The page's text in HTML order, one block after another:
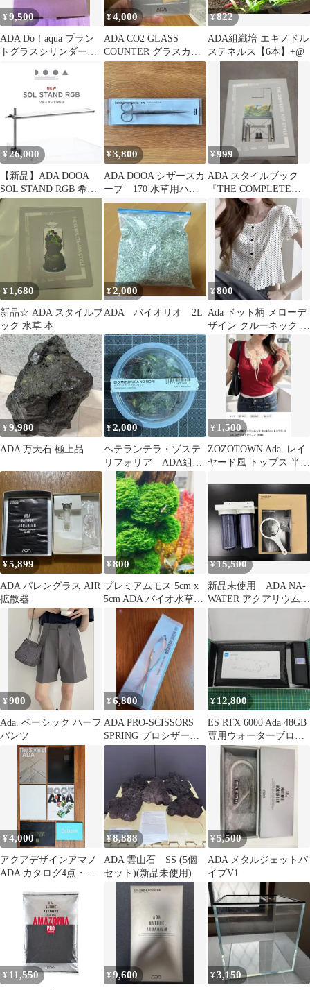
¥9,500
ADA Do！aqua プラン
トグラスシリンダー
¥4,000
ADA CO2 GLASS
COUNTER グラスカウ
ンター
¥822
ADA組織培 エキノドル
ステネルス【6本】+@
¥26,000
【新品】ADA DOOA
SOL STAND RGB 希少
品
¥3,800
ADA DOOA シザースカ
ーブ 170 水草用ハサ
ミ
¥999
ADA スタイルブック
『THE COMPLETE
ADA STYLE』
¥ 1,680
新品☆ ADA スタイルブ
ック 水草 本
¥2,000
ADA バイオリオ 2L
¥800
Ada ドット柄 メローデ
ザイン クルーネック フ
ロントボタン トップス
¥9,980
ADA 万天石 極上品
¥2,000
ヘテランテラ・ゾステ
リフォリア ADA組織
培養
¥ 1,500
ZOZOTOWN Ada. レイ
ヤード風 トップス 半袖
¥5,899
ADA パレングラス AIR
拡散器
¥800
プレミアムモス 5cm x
5cm ADA バイオ水草の
森 水中葉
¥15,500
新品未使用 ADA NA-
WATER アクアリウム用
浄水システム
¥900
￼Ada. ベーシック ハーフ
パンツ
¥6,800
ADA PRO-SCISSORS
SPRING プロシザース
スプリング
¥12,800
ES RTX 6000 Ada 48GB
専用ウォーターブロッ
¥4,000
アクアデザインアマノ
ADA カタログ4点・小
¥8,888
ADA 雲山石 SS (5個
セット)(新品未使用)
¥5,500
ADA メタルジェットパ
イプV1
¥ 11,550 ¥9,600 ¥3,150